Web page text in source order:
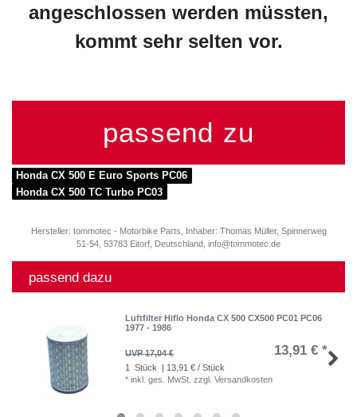
angeschlossen werden müssten,
kommt sehr selten vor.
passend zu
Honda CX 500 E Euro Sports PC06
Honda CX 500 TC Turbo PC03
Hersteller: tommotec - Motorbike Parts, Inhaber: Thomas Müller, Spinnerweg
51-54, 53783 Eitorf, Deutschland, info@tommotec.de
passend dazu
Luftfilter Hiflo Honda CX 500 CX500 PC01 PC06
1977 - 1986
UVP 17,04 € 13,91 € *
1 Stück
| 13,91 € / Stück
*inkl. ges. MwSt. zzgl.Versandkosten